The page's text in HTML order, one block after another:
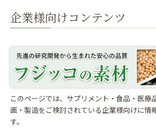
企業様向けコンテンツ
このページでは、サプリメント・食品・医療
画・製造をご検討されている企業様向けに情
す。